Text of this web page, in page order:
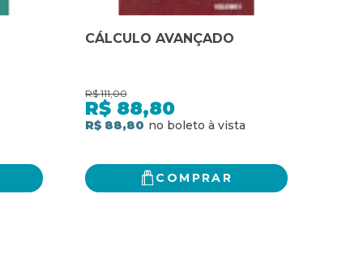
CÁLCULO AVANÇADO
R$ 111,00
R$ 88,80
R$ 88,80
COMPRAR